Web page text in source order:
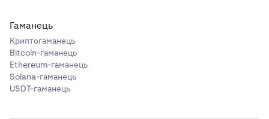
Гаманець
Криптогаманець
Bitcoin-гаманець
Ethereum-гаманець
Solana-гаманець
USDT-гаманець